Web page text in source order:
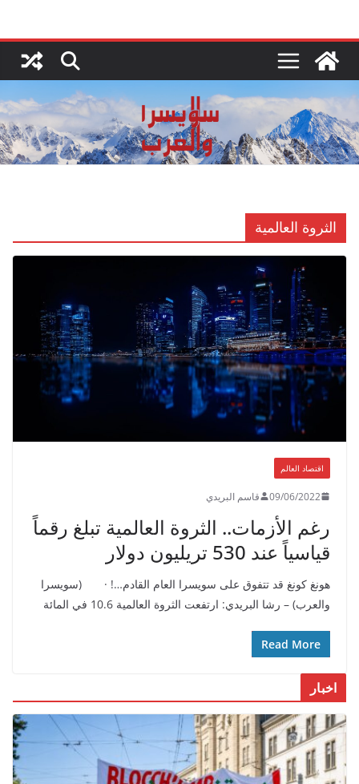
content
الثروة العالمية
اقتصاد العالم
09/06/2022 قاسم البريدي
رغم الأزمات.. الثروة العالمية تبلغ رقماً
قياسياً عند 530 تريليون دولار
هونغ كونغ قد تتفوق على سويسرا العام القادم…! · (سويسرا
والعرب) – رشا البريدي: ارتفعت الثروة العالمية 10.6 في المائة
Read More
اخبار